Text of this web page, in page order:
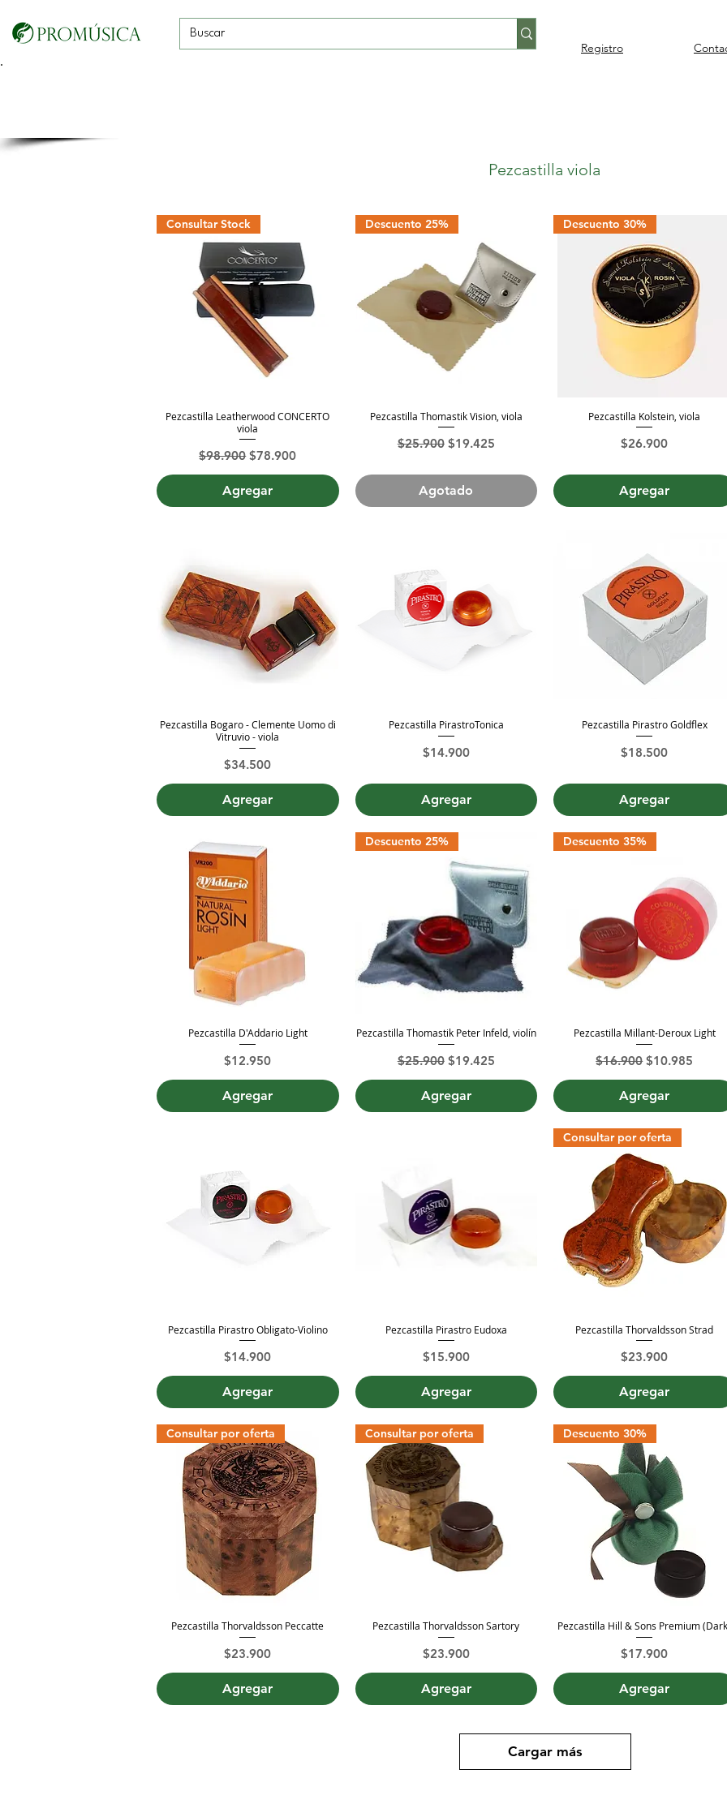
Registro
Pezcastilla viola
Vista rápida
Consultar Stock
Pezcastilla Leatherwood CONCERTO
viola
Precio
$98.900Precio de oferta
$78.900
Agregar
Vista rápida
Descuento 25%
Pezcastilla Thomastik Vision, viola
Precio
$25.900 Precio de oferta
$19.425
Agotado
Vista rápida
Descuento 30%
Pezcastilla Kolstein, viola
Precio
$26.900
Agregar
Vista rápida
Pezcastilla Bogaro - Clemente Uomo di
Vitruvio - viola
Precio
$34.500
Agregar
Vista rápida
Pezcastilla PirastroTonica
Precio
$14.900
Agregar
Vista rápida
Pezcastilla Pirastro Goldflex
Precio
$18.500
Agregar
Vista rápida
Pezcastilla D'Addario Light
Precio
$12.950
Agregar
Vista rápida
Descuento 25%
Pezcastilla Thomastik Peter Infeld, violín
Precio
$25.900 Precio de oferta
$19.425
Agregar
Vista rápida
Descuento 35%
Pezcastilla Millant-Deroux Light
Precio
$16.900Precio de
$10.985
Agregar
Vista rápida
Pezcastilla Pirastro Obligato-Violino
Precio
$14.900
Agregar
Vista rápida
Pezcastilla Pirastro Eudoxa
Precio
$15.900
Agregar
Vista rápida
Consultar por oferta
Pezcastilla Thorvaldsson Strad
Precio
$23.900
Agregar
Vista rápida
Consultar por oferta
Pezcastilla Thorvaldsson Peccatte
Precio
$23.900
Agregar
Vista rápida
Consultar por oferta
Pezcastilla Thorvaldsson Sartory
Precio
$23.900
Agregar
Vista rápida
Descuento 30%
Pezcastilla Hill & Sons Premium
Precio
$17.900
Agregar
Cargar más